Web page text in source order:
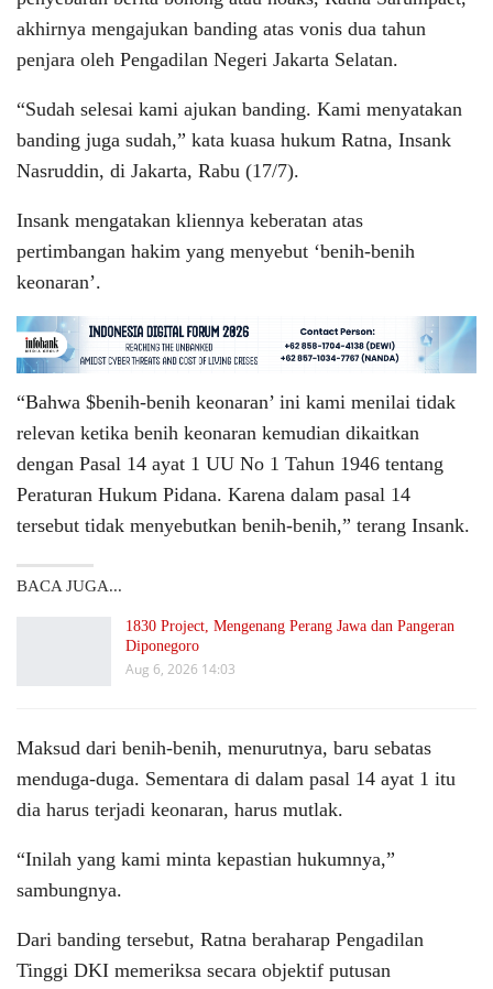
akhirnya mengajukan banding atas vonis dua tahun
penjara oleh Pengadilan Negeri Jakarta Selatan.
“Sudah selesai kami ajukan banding. Kami menyatakan
banding juga sudah,” kata kuasa hukum Ratna, Insank
Nasruddin, di Jakarta, Rabu (17/7).
Insank mengatakan kliennya keberatan atas
pertimbangan hakim yang menyebut ‘benih-benih
keonaran’.
“Bahwa $benih-benih keonaran’ ini kami menilai tidak
relevan ketika benih keonaran kemudian dikaitkan
dengan Pasal 14 ayat 1 UU No 1 Tahun 1946 tentang
Peraturan Hukum Pidana. Karena dalam pasal 14
tersebut tidak menyebutkan benih-benih,” terang Insank.
BACA JUGA...
1830 Project, Mengenang Perang Jawa dan Pangeran
Diponegoro
Aug 6, 2026 14:03
Maksud dari benih-benih, menurutnya, baru sebatas
menduga-duga. Sementara di dalam pasal 14 ayat 1 itu
dia harus terjadi keonaran, harus mutlak.
“Inilah yang kami minta kepastian hukumnya,”
sambungnya.
Dari banding tersebut, Ratna beraharap Pengadilan
Tinggi DKI memeriksa secara objektif putusan